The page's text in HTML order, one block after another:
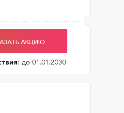
АКЦИЮ
до 01.01.2030